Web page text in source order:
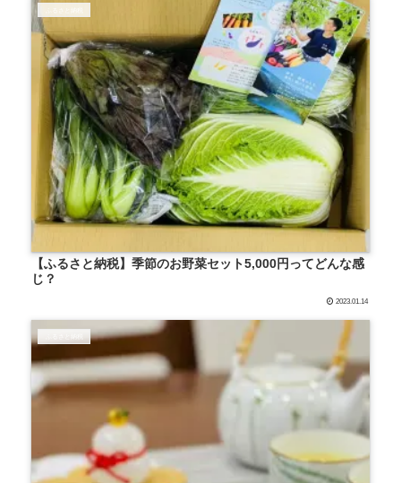
ふるさと納税
【ふるさと納税】季節のお野菜セット5,000円ってどんな感
じ？
2023.01.14